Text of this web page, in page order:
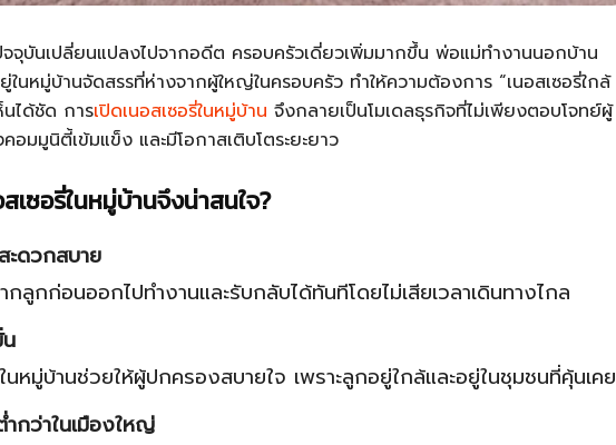
ไทย
จุบันเปลี่ยนแปลงไปจากอดีต ครอบครัวเดี่ยวเพิ่มมากขึ้น พ่อแม่ทำงานนอกบ้าน
ในหมู่บ้านจัดสรรที่ห่างจากผู้ใหญ่ในครอบครัว ทำให้ความต้องการ “เนอสเซอรี่ใกล้
ได้ชัด การเปิดเนอสเซอรี่ในหมู่บ้าน จึงกลายเป็นโมเดลธุรกิจที่ไม่เพียงตอบโจทย์ผู้
มมูนิตี้เข้มแข็ง และมีโอกาสเติบโตระยะยาว
เซอรี่ในหมู่บ้านจึงน่าสนใจ?
ะดวกสบาย
ลูกก่อนออกไปทำงานและรับกลับได้ทันทีโดยไม่เสียเวลาเดินทางไกล
หมู่บ้านช่วยให้ผู้ปกครองสบายใจ เพราะลูกอยู่ใกล้และอยู่ในชุมชนที่คุ้นเคย
กว่าในเมืองใหญ่